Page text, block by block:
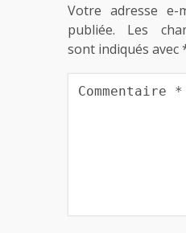
Votre adresse e-
publiée.
Les
sont indiqués avec